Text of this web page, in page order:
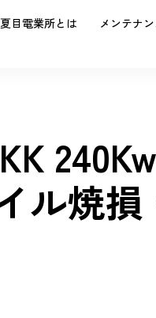
夏目電業所とは メンテナ
240Kw
ル焼損